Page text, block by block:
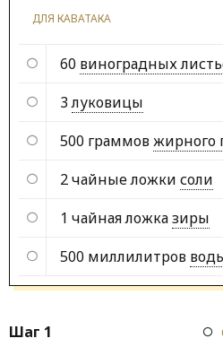
ДЛЯ КАВАТАКА
60 виноградных
3 луковицы
500 граммовжирного
2 чайные ложки соли
1 чайная ложказиры
500 миллилитров
Шаг 1